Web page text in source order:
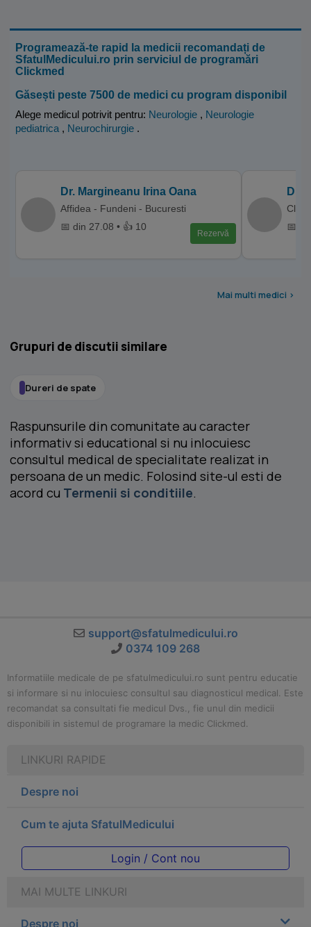
Programează-te rapid la medicii recomandați de
SfatulMedicului.ro prin serviciul de programări
Clickmed
Găsești peste 7500 de medici cu program disponibil
Alege medicul potrivit pentru: Neurologie , Neurologie
pediatrica , Neurochirurgie .
Dr. Margineanu Irina Oana
Affidea - Fundeni - Bucuresti
📅 din 27.08 • 👍 10
Rezervă
Dr.
📅
Mai multi medici >
Grupuri de discutii similare
Dureri de spate
Raspunsurile din comunitate au caracter
informativ si educational si nu inlocuiesc
consultul medical de specialitate realizat in
persoana de un medic. Folosind site-ul esti de
acord cu Termenii si conditiile.
support@sfatulmedicului.ro
0374 109 268
Informatiile medicale de pe sfatulmedicului.ro sunt pentru educatie
si informare si nu inlocuiesc consultul sau diagnosticul medical. Este
recomandat sa consultati fie medicul Dvs., fie unul din medicii
disponibili in sistemul de programare la medic Clickmed.
LINKURI RAPIDE
Despre noi
Cum te ajuta SfatulMedicului
Login / Cont nou
MAI MULTE LINKURI
Despre noi